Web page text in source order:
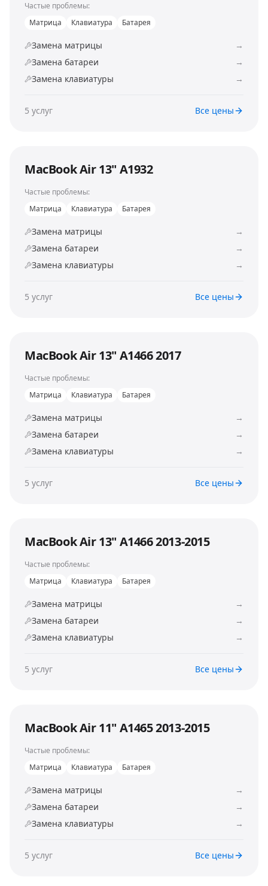
Частые проблемы:
Матрица
Клавиатура Батарея
Замена матрицы
→
Замена батареи
→
Замена клавиатуры
→
5 услуг Все цены
MacBook Air 13" A1932
Частые проблемы:
Матрица
Клавиатура Батарея
Замена матрицы
→
Замена батареи
→
Замена клавиатуры
→
5 услуг Все цены
MacBook Air 13" A1466 2017
Частые проблемы:
Матрица
Клавиатура Батарея
Замена матрицы
→
Замена батареи
→
Замена клавиатуры
→
5 услуг Все цены
MacBook Air 13" A1466 2013-2015
Частые проблемы:
Матрица
Клавиатура Батарея
Замена матрицы
→
Замена батареи
→
Замена клавиатуры
→
5 услуг Все цены
MacBook Air 11" A1465 2013-2015
Частые проблемы:
Матрица
Клавиатура Батарея
Замена матрицы
→
Замена батареи
→
Замена клавиатуры
→
5 услуг Все цены